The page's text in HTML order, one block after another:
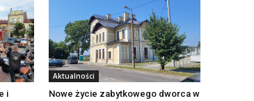
i
Aktualności
Nowe życie zabytkowego dworca w